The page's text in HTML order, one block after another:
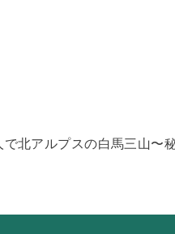
北アルプスの白馬三山〜